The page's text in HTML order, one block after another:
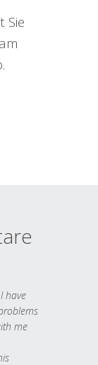
Sie
have
me